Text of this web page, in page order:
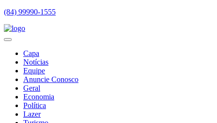
(84) 99990-1555
Capa
Notícias
Equipe
Anuncie Conosco
Geral
Economia
Política
Lazer